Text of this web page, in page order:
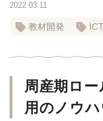
2022.03.11
教材開発
周産期ロ
用のノウハ